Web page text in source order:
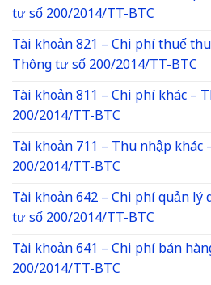
tư số 200/2014/TT-BTC
Tài khoản 821 – Chi phí thuế
Thông tư số 200/2014/TT-BTC
Tài khoản 811 – Chi phí khác –
200/2014/TT-BTC
Tài khoản 711 – Thu nhập khác
200/2014/TT-BTC
Tài khoản 642 – Chi phí quản
tư số 200/2014/TT-BTC
Tài khoản 641 – Chi phí bán
200/2014/TT-BTC